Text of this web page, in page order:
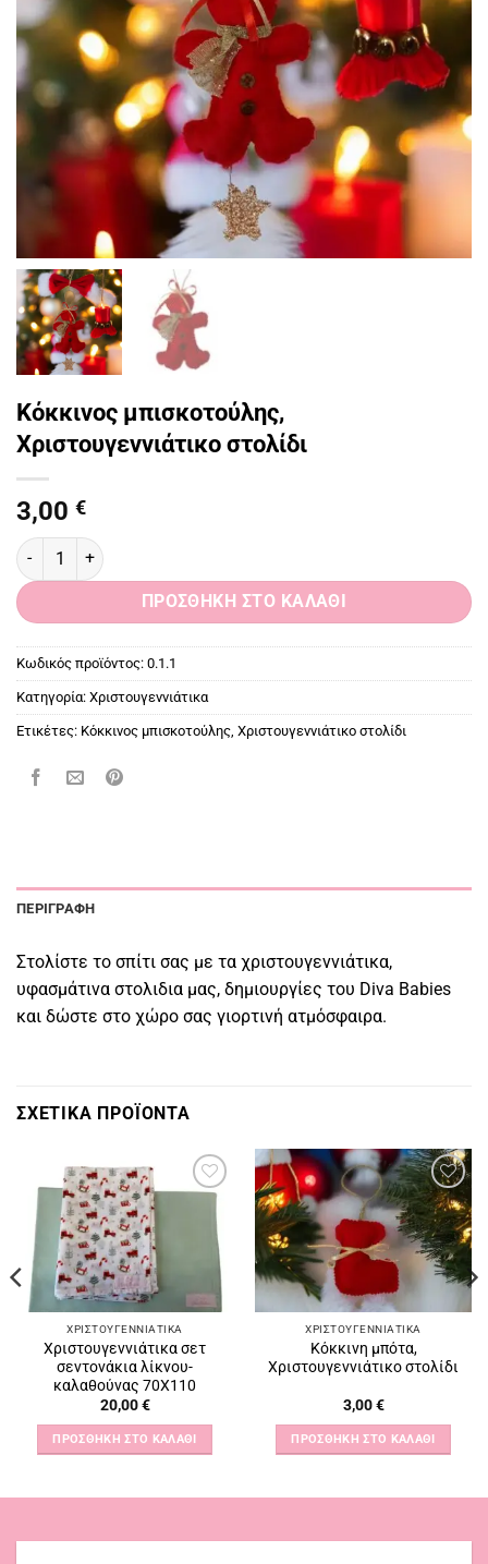
Κόκκινος μπισκοτούλης,
Χριστουγεννιάτικο στολίδι
3,00 €
Κόκκινος μπισκοτούλης, Χριστουγεννιάτικο στολίδι ποσότητα
ΠΡΟΣΘΉΚΗ ΣΤΟ ΚΑΛΆΘΙ
Κωδικός προϊόντος: 0.1.1
Κατηγορία: Χριστουγεννιάτικα
Ετικέτες: Κόκκινος μπισκοτούλης Χριστουγεννιάτικο στολίδι
ΠΕΡΙΓΡΑΦΉ
Στολίστε το σπίτι σας με τα χριστουγεννιάτικα,
υφασμάτινα στολιδια μας, δημιουργίες του Diva Babies
και δώστε στο χώρο σας γιορτινή ατμόσφαιρα.
ΣΧΕΤΙΚΆ ΠΡΟΪΌΝΤΑ
επιθυμιών
ΧΡΙΣΤΟΥΓΕΝΝΙΆΤΙΚΑ
Χριστουγεννιάτικα σετ
σεντονάκια λίκνου-
καλαθούνας 70Χ110
20,00€
ΠΡΟΣΘΉΚΗ ΣΤΟ ΚΑΛΆΘΙ
Πρόσθήκη
στην
λίστα
επιθυμιών
ΧΡΙΣΤΟΥΓΕΝΝΙΆΤΙΚΑ
Κόκκινη μπότα,
Χριστουγεννιάτικο στολίδι
3,00€
ΠΡΟΣΘΉΚΗ ΣΤΟ ΚΑΛΆΘΙ